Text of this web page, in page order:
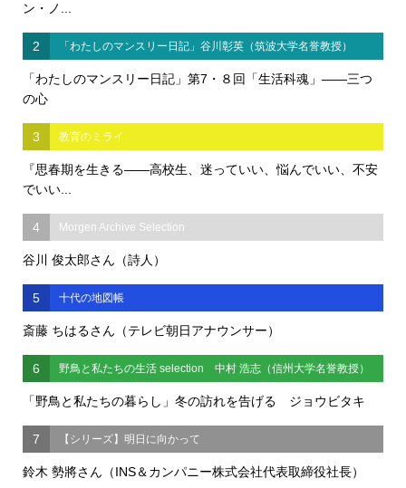
ン・ノ...
2 「わたしのマンスリー日記」谷川彰英（筑波大学名誉教授）
「わたしのマンスリー日記」第7・８回「生活科魂」――三つ
の心
3 教育のミライ
『思春期を生きる――高校生、迷っていい、悩んでいい、不安
でいい...
4 Morgen Archive Selection
谷川 俊太郎さん（詩人）
5 十代の地図帳
斎藤 ちはるさん（テレビ朝日アナウンサー）
6 野鳥と私たちの生活 selection 中村 浩志（信州大学名誉教授）
「野鳥と私たちの暮らし」冬の訪れを告げる ジョウビタキ
7 【シリーズ】明日に向かって
鈴木 勢將さん（INS＆カンパニー株式会社代表取締役社長）